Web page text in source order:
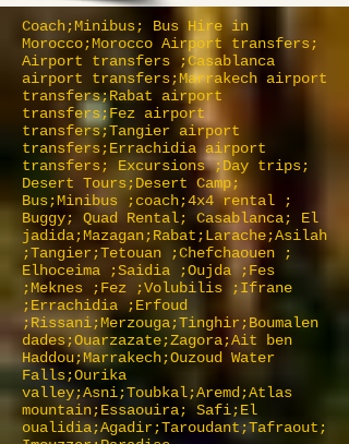
Coach;Minibus; Bus Hire in
Morocco;Morocco Airport transfers;
Airport transfers ;Casablanca
airport transfers;Marrakech airport
transfers;Rabat airport
transfers;Fez airport
transfers;Tangier airport
transfers;Errachidia airport
transfers; Excursions ;Day trips;
Desert Tours;Desert Camp;
Bus;Minibus ;coach;4x4 rental ;
Buggy; Quad Rental; Casablanca; El
jadida;Mazagan;Rabat;Larache;Asilah
;Tangier;Tetouan ;Chefchaouen ;
Elhoceima ;Saidia ;Oujda ;Fes
;Meknes ;Fez ;Volubilis ;Ifrane
;Errachidia ;Erfoud
;Rissani;Merzouga;Tinghir;Boumalen
dades;Ouarzazate;Zagora;Ait ben
Haddou;Marrakech;Ouzoud Water
Falls;Ourika
valley;Asni;Toubkal;Aremd;Atlas
mountain;Essaouira; Safi;El
oualidia;Agadir;Taroudant;Tafraout;